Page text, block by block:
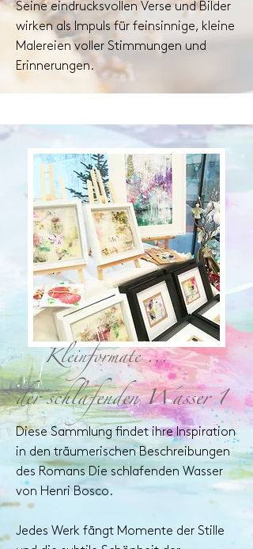
Seine eindrucksvollen Verse und Bilder
wirken als Impuls für feinsinnige, kleine
Malereien voller Stimmungen und
Erinnerungen.
der schlafenden Wasser 1
Kleinformate ...
Diese Sammlung findet ihre Inspiration
in den träumerischen Beschreibungen
des Romans Die schlafenden Wasser
von Henri Bosco.
Jedes Werk fängt Momente der Stille